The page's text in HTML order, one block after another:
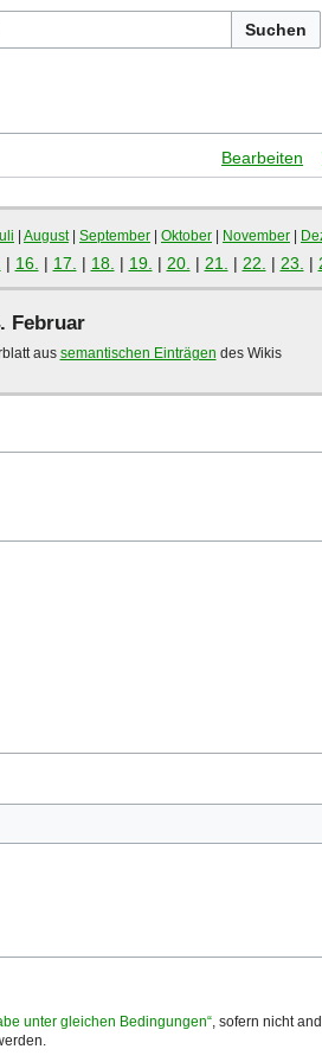
Suchen
Bearbeiten
August| September Oktober November
| 16. | 17. | 18. | 19. | 20. | 21. | 22. | 23. |
Februar
aus semantischen Einträgen des Wikis
unter gleichen Bedingungen“, sofern nicht